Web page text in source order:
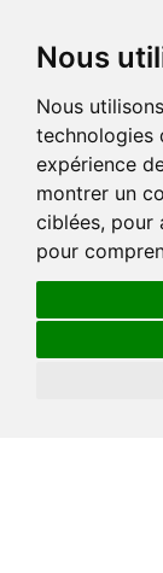
Nous
Nous
technologies
expérience
montrer un
ciblées, pour
pour